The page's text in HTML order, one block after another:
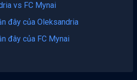
vs FC Mynai
đây của Oleksandria
đây của FC Mynai